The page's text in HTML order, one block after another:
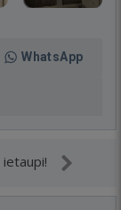
WhatsApp